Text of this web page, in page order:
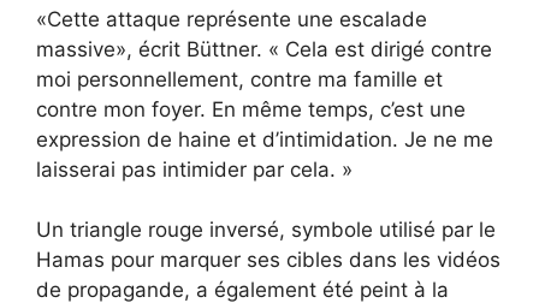
«Cette attaque représente une escalade
massive», écrit Büttner. « Cela est dirigé contre
moi personnellement, contre ma famille et
contre mon foyer. En même temps, c’est une
expression de haine et d’intimidation. Je ne me
laisserai pas intimider par cela. »
Un triangle rouge inversé, symbole utilisé par le
Hamas pour marquer ses cibles dans les vidéos
de propagande, a également été peint à la